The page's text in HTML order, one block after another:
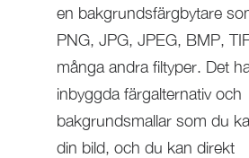
en bakgrundsfärgbytare
PNG, JPG, JPEG, BMP,
många andra filtyper. Det
inbyggda färgalternativ och
bakgrundsmallar som du
din bild, och du kan direkt